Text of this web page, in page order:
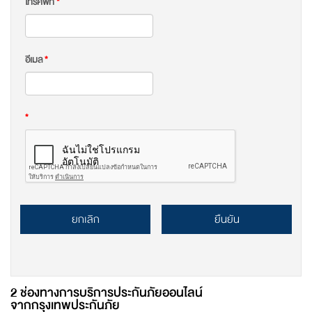
อีเมล*
*
ยกเลิก ยืนยัน
2 ช่องทางการบริการประกันภัยออนไลน์
จากกรุงเทพประกันภัย